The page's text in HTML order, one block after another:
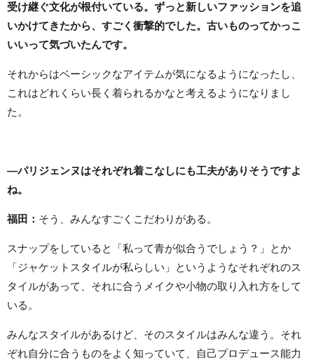
受け継ぐ文化が根付いている。ずっと新しいファッションを追
いかけてきたから、すごく衝撃的でした。古いものってかっこ
いいって気づいたんです。
それからはベーシックなアイテムが気になるようになったし、
これはどれくらい長く着られるかなと考えるようになりまし
た。
―パリジェンヌはそれぞれ着こなしにも工夫がありそうですよ
ね。
福田： そう、みんなすごくこだわりがある。
スナップをしていると「私って青が似合うでしょう？」とか
「ジャケットスタイルが私らしい」というようなそれぞれのス
タイルがあって、それに合うメイクや小物の取り入れ方をして
いる。
みんなスタイルがあるけど、そのスタイルはみんな違う。それ
ぞれ自分に合うものをよく知っていて、自己プロデュース能力